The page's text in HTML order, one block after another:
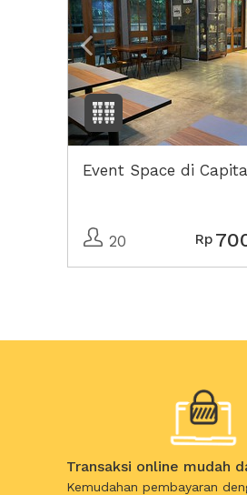
Event Space di
20 Rp
Transaksi online mudah
Kemudahan pembayaran